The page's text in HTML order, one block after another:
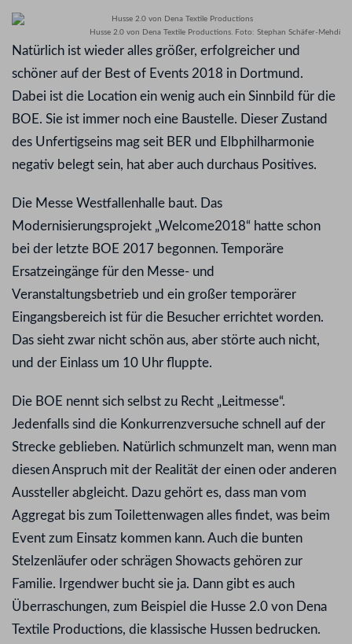
Husse 2.0 von Dena Textile Productions. Foto: Stephan Schäfer-Mehdi
Natürlich ist wieder alles größer, erfolgreicher und
schöner auf der Best of Events 2018 in Dortmund.
Dabei ist die Location ein wenig auch ein Sinnbild für die
BOE. Sie ist immer noch eine Baustelle. Dieser Zustand
des Unfertigseins mag seit BER und Elbphilharmonie
negativ belegt sein, hat aber auch durchaus Positives.
Die Messe Westfallenhalle baut. Das
Modernisierungsprojekt „Welcome2018“ hatte schon
bei der letzte BOE 2017 begonnen. Temporäre
Ersatzeingänge für den Messe- und
Veranstaltungsbetrieb und ein großer temporärer
Eingangsbereich ist für die Besucher errichtet worden.
Das sieht zwar nicht schön aus, aber störte auch nicht,
und der Einlass um 10 Uhr fluppte.
Die BOE nennt sich selbst zu Recht „Leitmesse“.
Jedenfalls sind die Konkurrenzversuche schnell auf der
Strecke geblieben. Natürlich schmunzelt man, wenn man
diesen Anspruch mit der Realität der einen oder anderen
Aussteller abgleicht. Dazu gehört es, dass man vom
Aggregat bis zum Toilettenwagen alles findet, was beim
Event zum Einsatz kommen kann. Auch die bunten
Stelzenläufer oder schrägen Showacts gehören zur
Familie. Irgendwer bucht sie ja. Dann gibt es auch
Überraschungen, zum Beispiel die Husse 2.0 von Dena
Textile Productions, die klassische Hussen bedrucken.